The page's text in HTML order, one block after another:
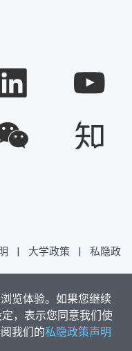
览体验。如果您继续
，表示您同意我们使
我们的私隐政策声明
| 大学政策 |
私隐政